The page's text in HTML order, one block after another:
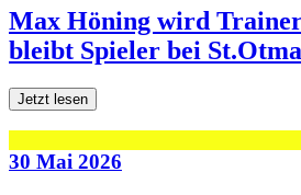
Max Höning wird
bleibt Spieler bei
Jetzt lesen
30 Mai 2026